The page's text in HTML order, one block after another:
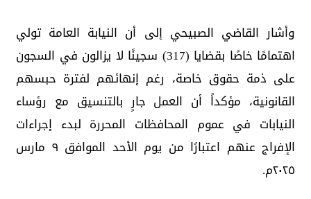
وأشار القاضي الصبيحي إلى أن النيابة العامة تولي
اهتمامًا خاصًا بقضايا (317) سجينًا لا يزالون في السجون
على ذمة حقوق خاصة، رغم إنهائهم لفترة حبسهم
القانونية، مؤكداً أن العمل جارٍ بالتنسيق مع رؤساء
النيابات في عموم المحافظات المحررة لبدء إجراءات
الإفراج عنهم اعتبارًا من يوم الأحد الموافق ٩ مارس
٢٠٢٥م.